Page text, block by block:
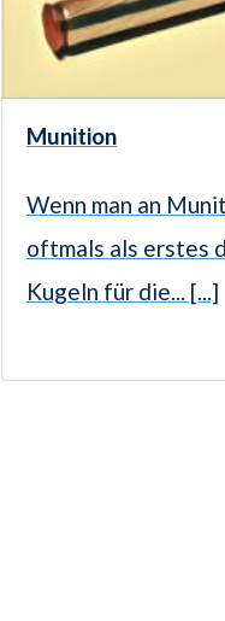
Munition
Wenn man an
oftmals als erstes
Kugeln für die... [...]